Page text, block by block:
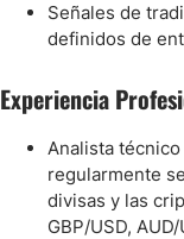
Señales de
definidos de
Experiencia
Analista
regularmente
divisas y las
GBP/USD,